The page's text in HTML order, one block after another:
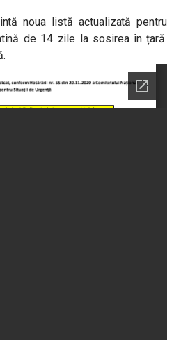
noua listă actualizată pentru
de 14 zile la sosirea în țară.